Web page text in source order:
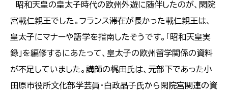
昭和天皇の皇太子時代の欧州外遊に随伴したのが、閑院
宮載仁親王でした。フランス滞在が長かった載仁親王は、
皇太子にマナーや語学を指南したそうです。「昭和天皇実
録」を編修するにあたって、皇太子の欧州留学関係の資料
が不足していました。講師の梶田氏は、元部下であった小
田原市役所文化部学芸員・白政晶子氏から閑院宮関連の資